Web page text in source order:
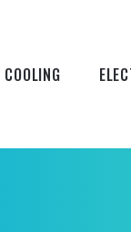
COOLING